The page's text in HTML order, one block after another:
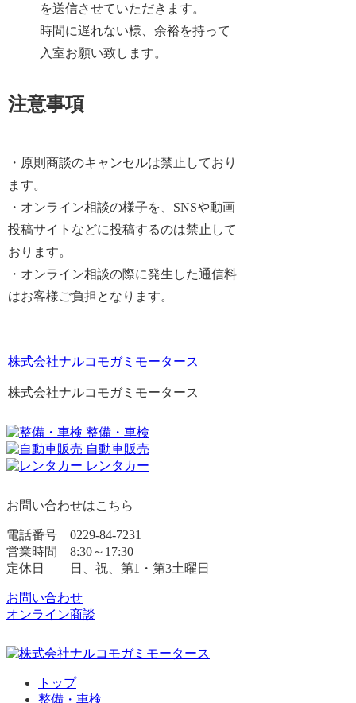
を送信させていただきます。
時間に遅れない様、余裕を持って
入室お願い致します。
注意事項
・原則商談のキャンセルは禁止しており
ます。
・オンライン相談の様子を、SNSや動画
投稿サイトなどに投稿するのは禁止して
おります。
・オンライン相談の際に発生した通信料
はお客様ご負担となります。
株式会社ナルコモガミモータース
株式会社ナルコモガミモータース
整備・車検
自動車販売
レンタカー
お問い合わせはこちら
電話番号 0229-84-7231
営業時間 8:30～17:30
定休日 日、祝、第1・第3土曜日
お問い合わせ
オンライン商談
トップ
整備・車検